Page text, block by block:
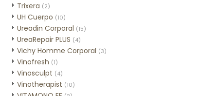
Trixera (2)
UH Cuerpo (10)
Ureadin Corporal (15)
UreaRepair PLUS (4)
Vichy Homme Corporal (3)
Vinofresh (1)
Vinosculpt (4)
Vinotherapist (10)